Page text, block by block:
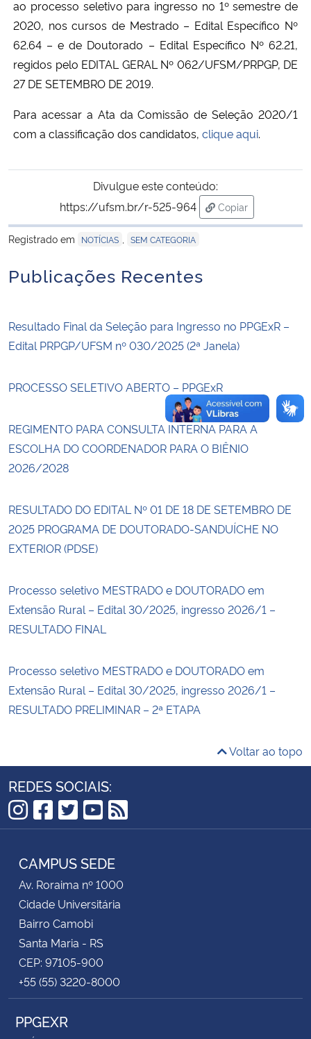
Ministério do Desenvolvimento Regional
Controladoria-Geral da União
Secretaria-Geral
Secretaria de Governo
Gabinete de Segurança Institucional
Advocacia-Geral da União
Banco Central do Brasil
Planalto
ao processo seletivo para ingresso no 1º semestre de
2020, nos cursos de Mestrado – Edital Específico Nº
62.64 – e de Doutorado – Edital Específico Nº 62.21,
regidos pelo EDITAL GERAL Nº 062/UFSM/PRPGP, DE
27 DE SETEMBRO DE 2019.
Para acessar a Ata da Comissão de Seleção 2020/1
com a classificação dos candidatos, clique aqui.
Divulgue este conteúdo:
https://ufsm.br/r-525-964
Copiar
para área de
Registrado em
NOTÍCIAS SEM CATEGORIA
Publicações Recentes
Resultado Final da Seleção para Ingresso no PPGExR –
Edital PRPGP/UFSM nº 030/2025 (2ª Janela)
PROCESSO SELETIVO ABERTO – PPGExR
REGIMENTO PARA CONSULTA INTERNA PARA A
ESCOLHA DO COORDENADOR PARA O BIÊNIO
2026/2028
RESULTADO DO EDITAL Nº 01 DE 18 DE SETEMBRO DE
2025 PROGRAMA DE DOUTORADO-SANDUÍCHE NO
EXTERIOR (PDSE)
Processo seletivo MESTRADO e DOUTORADO em
Extensão Rural – Edital 30/2025, ingresso 2026/1 –
RESULTADO FINAL
Processo seletivo MESTRADO e DOUTORADO em
Extensão Rural – Edital 30/2025, ingresso 2026/1 –
RESULTADO PRELIMINAR – 2ª ETAPA
Voltar ao topo
REDES SOCIAIS:
Instagram
Facebook
Twitter
YouTube
RSS
CAMPUS SEDE
Av. Roraima nº 1000
Cidade Universitária
Bairro Camobi
Santa Maria - RS
CEP: 97105-900
+55 (55) 3220-8000
PPGEXR